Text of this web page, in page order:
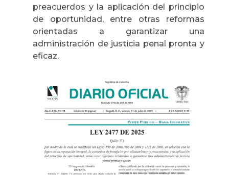
preacuerdos y la aplicación del principio
de oportunidad, entre otras reformas
orientadas a garantizar una
administración de justicia penal pronta y
eficaz.